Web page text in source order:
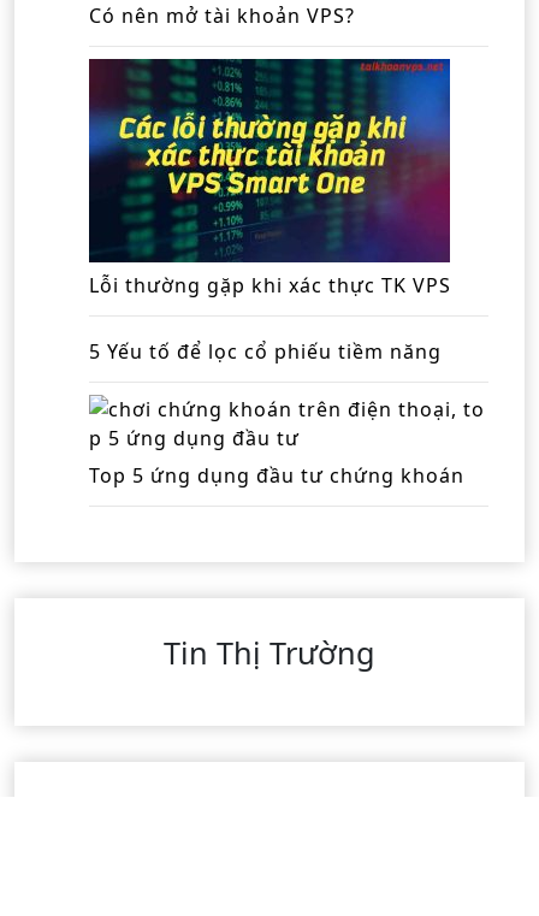
Có nên mở tài khoản VPS?
Lỗi thường gặp khi xác thực TK VPS
5 Yếu tố để lọc cổ phiếu tiềm năng
Top 5 ứng dụng đầu tư chứng khoán
Tin Thị Trường